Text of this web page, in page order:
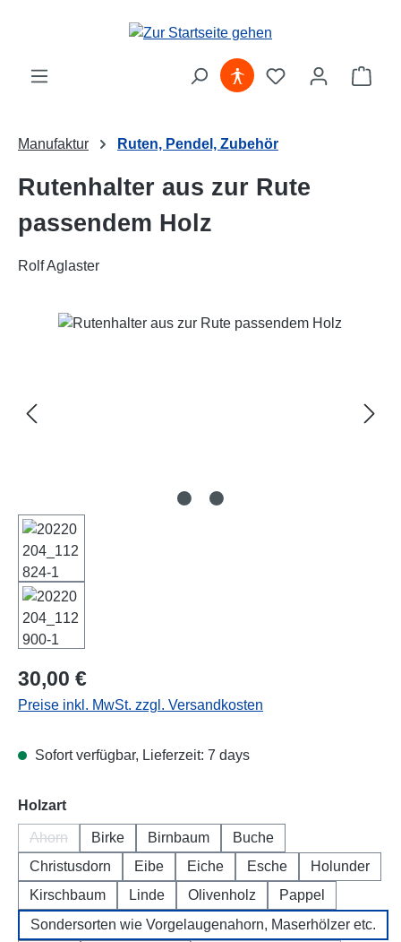
Zum Hauptinhalt springen
Manufaktur Ruten, Pendel, Zubehör
Rutenhalter aus zur Rute
passendem Holz
Rolf Aglaster
Regulärer Preis:
30,00 €
Preise inkl. MwSt. zzgl. Versandkosten
Sofort verfügbar, Lieferzeit: 7 days
Holzartauswählen
Ahorn
(Diese Option ist zurzeit nicht verfügbar.)
Birke Birnbaum
Buche
Christusdorn
Eibe Eiche Esche
Holunder
Kirschbaum
Linde Olivenholz
Pappel
Sondersorten wie Vorgelaugenahorn, Maserhölzer etc.